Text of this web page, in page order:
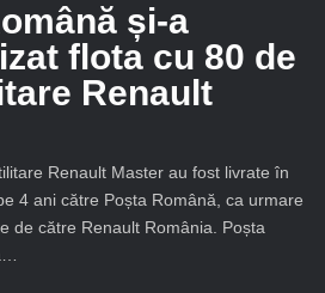
și-a
flota cu 80 de
Renault
Renault Master au fost livrate în
4 ani către Poșta Română, ca urmare
de către Renault România. Poșta